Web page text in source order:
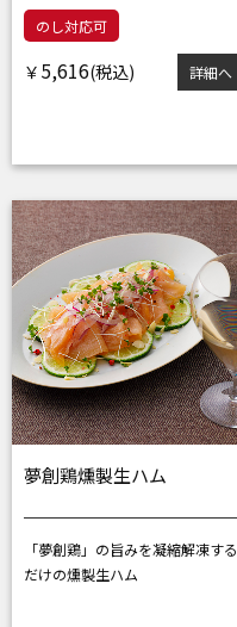
のし対応可
￥ 5,616 詳細へ
夢創鶏燻製生ハム
「夢創鶏」の旨みを凝縮解凍する
だけの燻製生ハム